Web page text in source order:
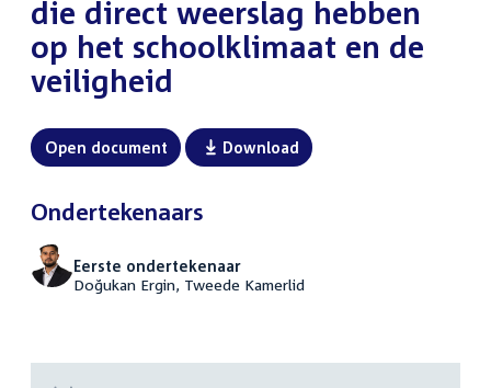
die direct weerslag hebben
op het schoolklimaat en de
veiligheid
Open document Download
Ondertekenaars
Eerste ondertekenaar
Doğukan Ergin, Tweede Kamerlid